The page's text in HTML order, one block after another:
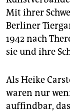
Mit ihrer
Berliner
1942 nach
sie und ihre
Als Heike
waren nur
auffindbar,